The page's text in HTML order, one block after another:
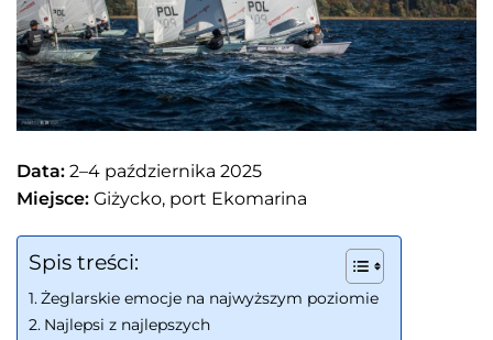
Data: 2–4 października 2025
Miejsce: Giżycko, port Ekomarina
Spis treści:
Żeglarskie emocje na najwyższym poziomie
Najlepsi z najlepszych